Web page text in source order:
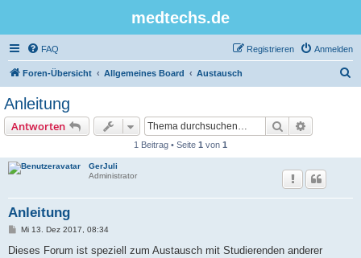
medtechs.de
FAQ Anmelden
Registrieren
Foren-Übersicht Allgemeines Board Austausch
Anleitung
Antworten Suche
1 Beitrag • Seite 1 von 1
GerJuli
Administrator
Anleitung
B
i
Mi 13. Dez 2017, 08:34
Dieses Forum ist speziell zum Austausch mit Studierenden anderer